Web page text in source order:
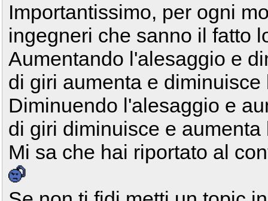
Importantissimo, per ogni
ingegneri che sanno il fatto
Aumentando l'alesaggio e
di giri aumenta e diminuisce
Diminuendo l'alesaggio e
di giri diminuisce e aumenta
Mi sa che hai riportato al